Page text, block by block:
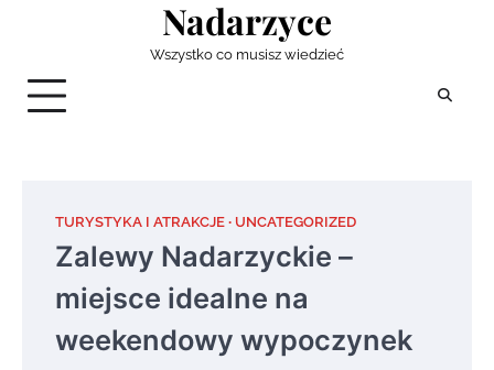
Nadarzyce
Wszystko co musisz wiedzieć
TURYSTYKA I ATRAKCJE UNCATEGORIZED
Zalewy Nadarzyckie –
miejsce idealne na
weekendowy wypoczynek